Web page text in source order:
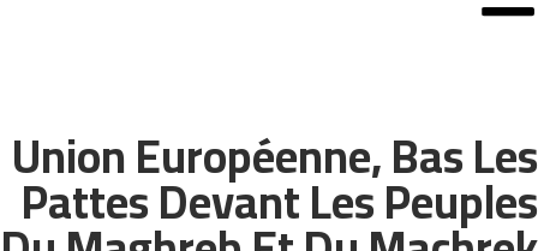
Union Européenne, Bas Les
Pattes Devant Les Peuples